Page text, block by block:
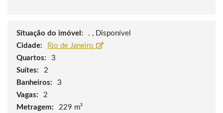
Situação do imóvel:
. , Disponível
Cidade:
Rio de Janeiro
Quartos:
3
Suítes:
2
Banheiros:
3
Vagas:
2
Metragem:
229 m²